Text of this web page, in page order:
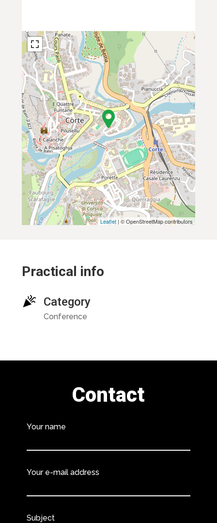
Leaflet | © OpenStreetMap contributors
Practical info
Category
Conference
Contact
Your name
Your e-mail address
Subject